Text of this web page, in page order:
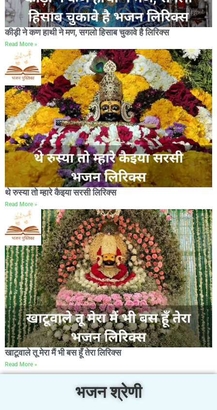
कीड़ी ने कण हाथी ने मण, सगलो हिसाब चुकावे है लिरिक्स
Read More »
थे रुस्या तो म्हारे कैइया सरसी लिरिक्स
Read More »
खाटूवाले तू मेरा मैं भी बस हूँ तेरा लिरिक्स
Read More »
भजन श्रेणी